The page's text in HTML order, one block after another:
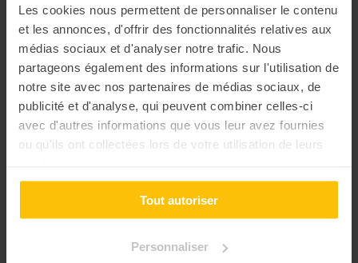
Les cookies nous permettent de personnaliser le contenu
et les annonces, d'offrir des fonctionnalités relatives aux
médias sociaux et d'analyser notre trafic. Nous
partageons également des informations sur l'utilisation de
notre site avec nos partenaires de médias sociaux, de
publicité et d'analyse, qui peuvent combiner celles-ci
avec d'autres informations que vous leur avez fournies
ou qu'ils ont collectées lors de votre utilisation de leurs
Tout autoriser
Personnaliser